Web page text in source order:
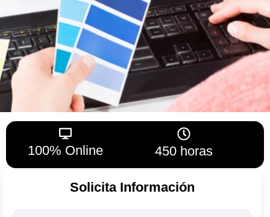
100% Online 450 horas
Solicita Información
Todos